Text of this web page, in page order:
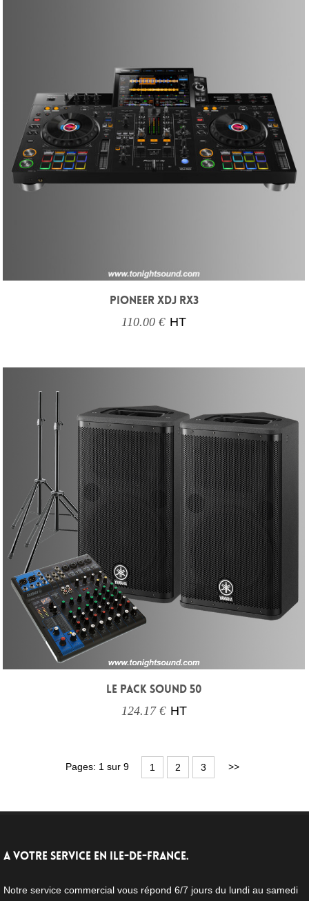
PIONEER XDJ RX3
110.00 € HT
LE PACK SOUND 50
124.17 € HT
Pages: 1 sur 9 1 2 3 >>
A VOTRE SERVICE EN ILE-DE-FRANCE.
Notre service commercial vous répond 6/7 jours du lundi au samedi